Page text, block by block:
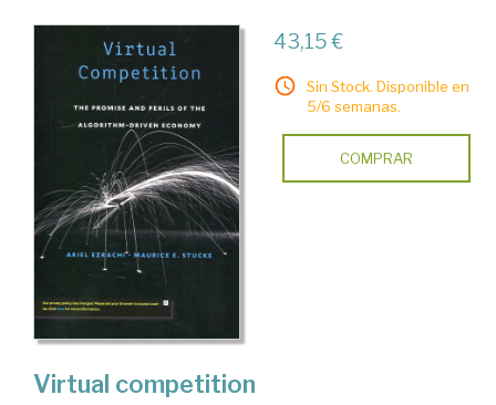
43,15 €
Sin Stock. Disponible en
5/6 semanas.
COMPRAR
Virtual competition